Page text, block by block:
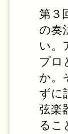
第３
の奏
い。
プロ
か。
ずに
弦楽
るこ